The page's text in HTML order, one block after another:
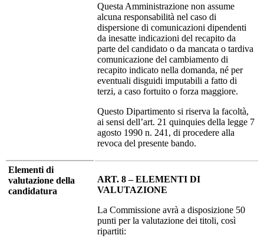
Questa Amministrazione non assume
alcuna responsabilità nel caso di
dispersione di comunicazioni dipendenti
da inesatte indicazioni del recapito da
parte del candidato o da mancata o tardiva
comunicazione del cambiamento di
recapito indicato nella domanda, né per
eventuali disguidi imputabili a fatto di
terzi, a caso fortuito o forza maggiore.
Questo Dipartimento si riserva la facoltà,
ai sensi dell’art. 21 quinquies della legge 7
agosto 1990 n. 241, di procedere alla
revoca del presente bando.
Elementi di
valutazione della
candidatura
ART. 8 – ELEMENTI DI
VALUTAZIONE
La Commissione avrà a disposizione 50
punti per la valutazione dei titoli, così
ripartiti: